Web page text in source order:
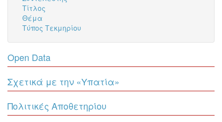
Τίτλος
Θέμα
Τύπος Τεκμηρίου
Open Data
Σχετικά με την «Υπατία»
Πολιτικές Αποθετηρίου